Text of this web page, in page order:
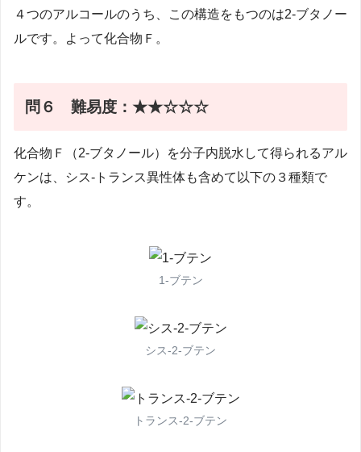
４つのアルコールのうち、この構造をもつのは2-ブタノー
ルです。よって化合物Ｆ。
問６難易度：★★☆☆☆
化合物Ｆ（2-ブタノール）を分子内脱水して得られるアル
ケンは、シス-トランス異性体も含めて以下の３種類で
す。
1-ブテン
シス-2-ブテン
トランス-2-ブテン